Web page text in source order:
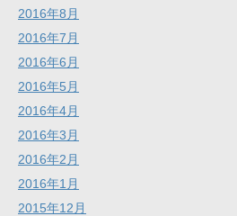
2016年8月
2016年7月
2016年6月
2016年5月
2016年4月
2016年3月
2016年2月
2016年1月
2015年12月